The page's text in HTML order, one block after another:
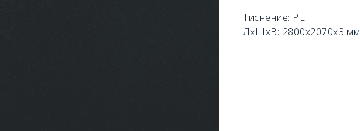
Тиснение: PE
ДxШxВ: 2800x2070x3 мм